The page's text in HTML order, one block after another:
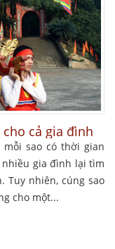
cả gia đình
sao có thời gian
gia đình lại tìm
Tuy nhiên, cúng sao
cho một...